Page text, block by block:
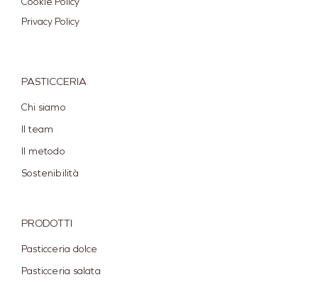
Privacy Policy
PASTICCERIA
Chi siamo
Il team
Il metodo
Sostenibilità
PRODOTTI
Pasticceria dolce
Pasticceria salata